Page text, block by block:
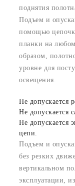
поднятия
Подъем и
помощью
планки на
образом,
уровне для
освещения.
Не допускается
Не допускается
Не допускается
цепи.
Подъем и
без резких
вертикальном
эксплуатации,